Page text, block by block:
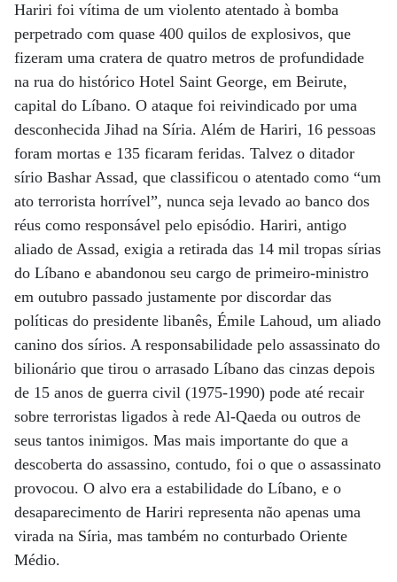
Hariri foi vítima de um violento atentado à bomba
perpetrado com quase 400 quilos de explosivos, que
fizeram uma cratera de quatro metros de profundidade
na rua do histórico Hotel Saint George, em Beirute,
capital do Líbano. O ataque foi reivindicado por uma
desconhecida Jihad na Síria. Além de Hariri, 16 pessoas
foram mortas e 135 ficaram feridas. Talvez o ditador
sírio Bashar Assad, que classificou o atentado como “um
ato terrorista horrível”, nunca seja levado ao banco dos
réus como responsável pelo episódio. Hariri, antigo
aliado de Assad, exigia a retirada das 14 mil tropas sírias
do Líbano e abandonou seu cargo de primeiro-ministro
em outubro passado justamente por discordar das
políticas do presidente libanês, Émile Lahoud, um aliado
canino dos sírios. A responsabilidade pelo assassinato do
bilionário que tirou o arrasado Líbano das cinzas depois
de 15 anos de guerra civil (1975-1990) pode até recair
sobre terroristas ligados à rede Al-Qaeda ou outros de
seus tantos inimigos. Mas mais importante do que a
descoberta do assassino, contudo, foi o que o assassinato
provocou. O alvo era a estabilidade do Líbano, e o
desaparecimento de Hariri representa não apenas uma
virada na Síria, mas também no conturbado Oriente
Médio.